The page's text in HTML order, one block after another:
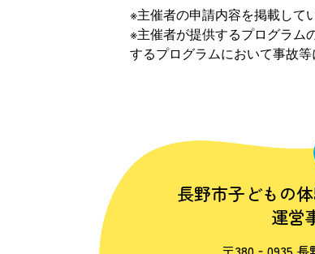
※主催者の申請内容を掲載して
※主催者が提供するプログラム
するプログラムにおいて事故
長野市子どもの
運営